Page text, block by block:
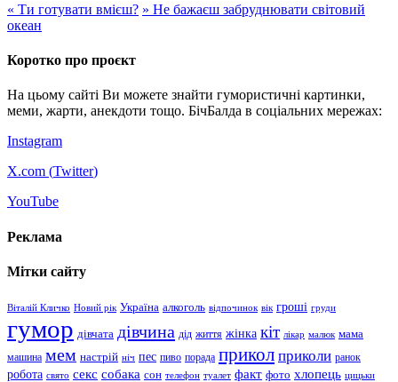
« Ти готувати вмієш? » Не бажаєш забруднювати світовий
океан
Коротко про проєкт
На цьому сайті Ви можете знайти гумористичні картинки,
меми, жарти, анекдоти тощо. БічБалда в соціальних мережах:
Instagram
X.com (Twitter)
YouTube
Реклама
Мітки сайту
Віталій Кличко Новий рік Україна алкоголь відпочинок вік гроші груди
гумор дівчата дівчина дід життя жінка кіт лікар малюк мама
машина мем настрій ніч пес пиво порада прикол приколи ранок
робота свято секс собака сон телефон туалет факт фото хлопець цицьки